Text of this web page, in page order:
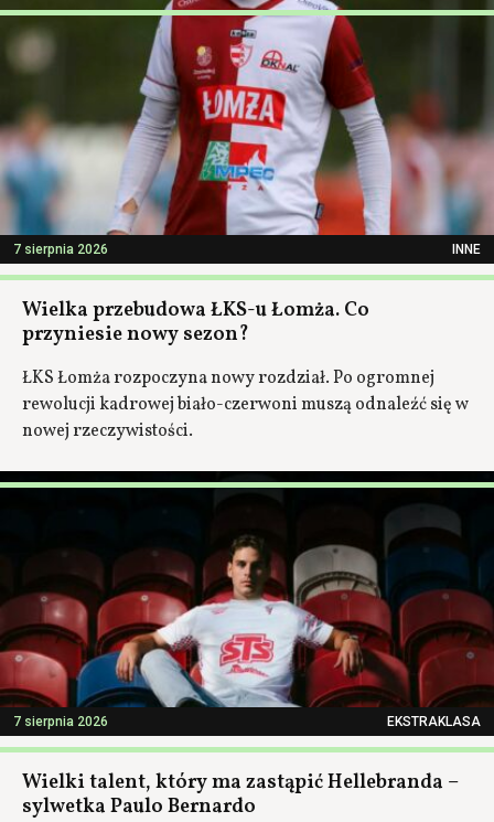
7 sierpnia 2026 INNE
Wielka przebudowa ŁKS-u Łomża. Co
przyniesie nowy sezon?
ŁKS Łomża rozpoczyna nowy rozdział. Po ogromnej
rewolucji kadrowej biało-czerwoni muszą odnaleźć się w
nowej rzeczywistości.
7 sierpnia 2026 EKSTRAKLASA
Wielki talent, który ma zastąpić Hellebranda –
sylwetka Paulo Bernardo